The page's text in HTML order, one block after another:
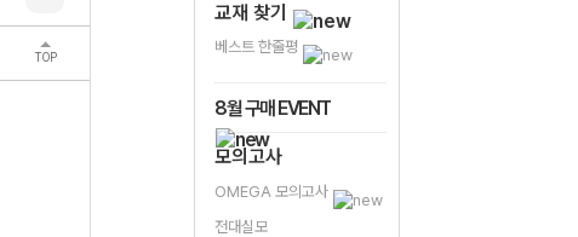
TOP
교재 찾기
베스트 한줄평
8월 구매 EVENT
모의고사
OMEGA 모의고사
전대실모